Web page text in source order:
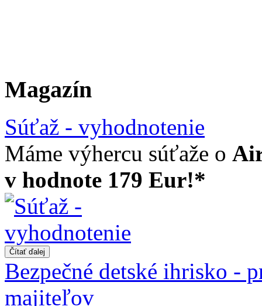
Magazín
Súťaž - vyhodnotenie
Máme výhercu súťaže o
v hodnote 179 Eur!*
Bezpečné detské ihrisko -
majiteľov